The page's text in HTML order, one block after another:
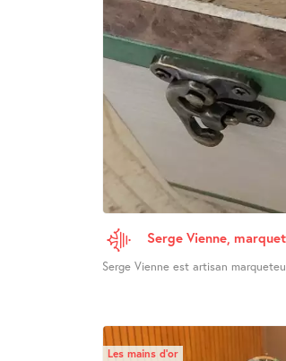
Serge Vienne,
Serge Vienne est artisan
Les mains d’or